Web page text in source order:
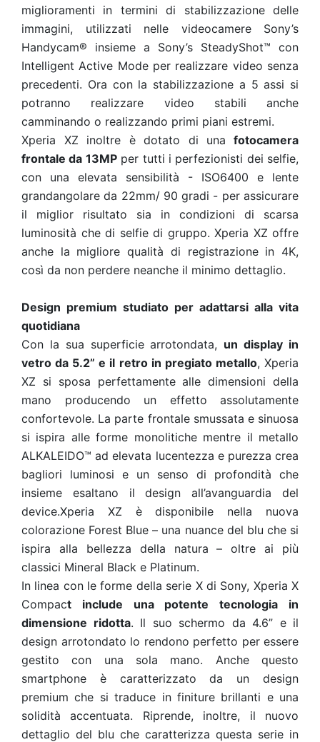
miglioramenti in termini di stabilizzazione delle
immagini, utilizzati nelle videocamere Sony’s
Handycam® insieme a Sony’s SteadyShot™ con
Intelligent Active Mode per realizzare video senza
precedenti. Ora con la stabilizzazione a 5 assi si
potranno realizzare video stabili anche
camminando o realizzando primi piani estremi.
Xperia XZ inoltre è dotato di una fotocamera
frontale da 13MPper tutti i perfezionisti dei selfie,
con una elevata sensibilità - ISO6400 e lente
grandangolare da 22mm/ 90 gradi - per assicurare
il miglior risultato sia in condizioni di scarsa
luminosità che di selfie di gruppo. Xperia XZ offre
anche la migliore qualità di registrazione in 4K,
così da non perdere neanche il minimo dettaglio.
Design premium studiato per adattarsi alla vita
quotidiana
Con la sua superficie arrotondata, un display in
vetro da 5.2” e il retro in pregiato metallo, Xperia
XZ si sposa perfettamente alle dimensioni della
mano producendo un effetto assolutamente
confortevole. La parte frontale smussata e sinuosa
si ispira alle forme monolitiche mentre il metallo
ALKALEIDO™ ad elevata lucentezza e purezza crea
bagliori luminosi e un senso di profondità che
insieme esaltano il design all’avanguardia del
device.Xperia XZ è disponibile nella nuova
colorazione Forest Blue – una nuance del blu che si
ispira alla bellezza della natura – oltre ai più
classici Mineral Black e Platinum.
In linea con le forme della serie X di Sony, Xperia X
Compact include una potente tecnologia in
dimensione ridotta. Il suo schermo da 4.6” e il
design arrotondato lo rendono perfetto per essere
gestito con una sola mano. Anche questo
smartphone è caratterizzato da un design
premium che si traduce in finiture brillanti e una
solidità accentuata. Riprende, inoltre, il nuovo
dettaglio del blu che caratterizza questa serie in